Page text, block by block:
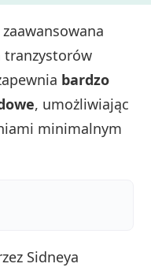
tranzystorów
bardzo
, umożliwiając
minimalnym
Sidneya